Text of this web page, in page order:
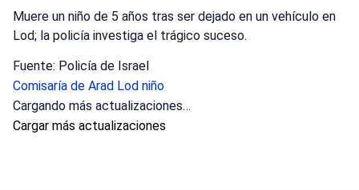
Muere un niño de 5 años tras ser dejado en un vehículo en
Lod; la policía investiga el trágico suceso.
Fuente: Policía de Israel
Comisaría de Arad Lod niño
Cargando más actualizaciones…
Cargar más actualizaciones